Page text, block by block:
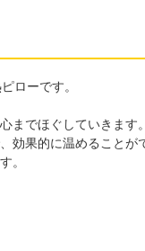
ローです。
までほぐしていきます。
効果的に温めることが
。